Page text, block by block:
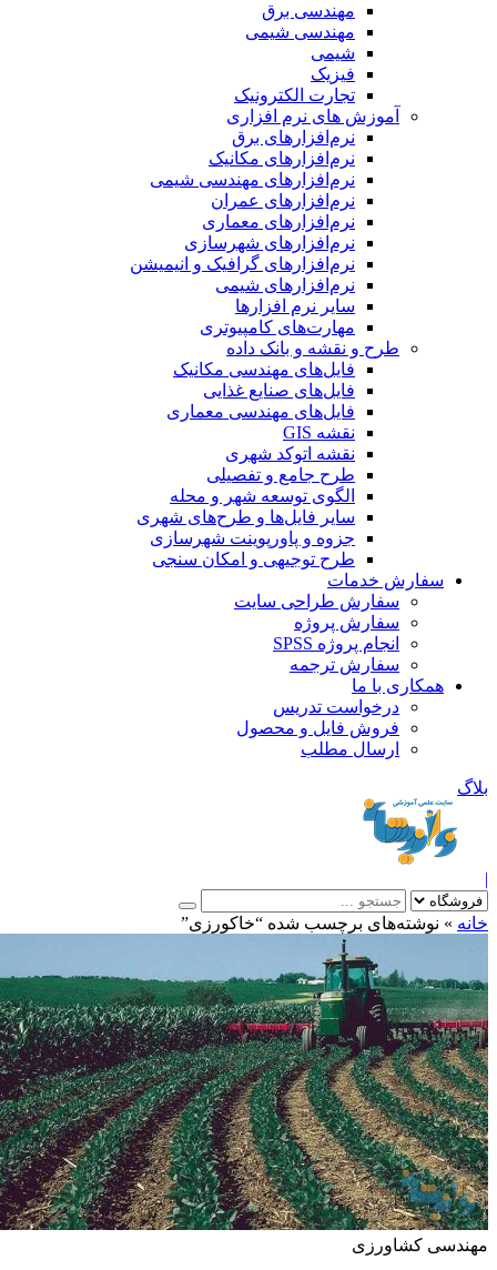
مهندسی برق
مهندسی شیمی
شیمی
فیزیک
تجارت الکترونیک
آموزش های نرم افزاری
نرم‌افزارهای برق
نرم‌افزارهای مکانیک
نرم‌افزارهای مهندسی شیمی
نرم‌افزارهای عمران
نرم‌افزارهای معماری
نرم‌افزارهای شهرسازی
نرم‌افزارهای گرافیک و انیمیشن
نرم‌افزارهای شیمی
سایر نرم افزارها
مهارت‌های کامپیوتری
طرح و نقشه و بانک داده
فایل‌های مهندسی مکانیک
فایل‌های صنایع غذایی
فایل‌های مهندسی معماری
نقشه GIS
نقشه اتوکد شهری
طرح جامع و تفصیلی
الگوی توسعه شهر و محله
سایر فایل‌ها و طرح‌های شهری
جزوه و پاورپوینت شهرسازی
طرح توجیهی و امکان سنجی
سفارش خدمات
سفارش طراحی سایت
سفارش پروژه
انجام پروژه SPSS
سفارش ترجمه
همکاری با ما
درخواست تدریس
فروش فایل و محصول
ارسال مطلب
»نوشته‌های برچسب شده “خاکورزی”
کشاورزی